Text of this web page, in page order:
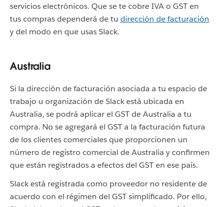
servicios electrónicos. Que se te cobre IVA o GST en
tus compras dependerá de tu dirección de facturación
y del modo en que usas Slack.
Australia
Si la dirección de facturación asociada a tu espacio de
trabajo u organización de Slack está ubicada en
Australia, se podrá aplicar el GST de Australia a tu
compra. No se agregará el GST a la facturación futura
de los clientes comerciales que proporcionen un
número de registro comercial de Australia y confirmen
que están registrados a efectos del GST en ese país.
Slack está registrada como proveedor no residente de
acuerdo con el régimen del GST simplificado. Por ello,